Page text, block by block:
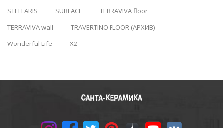
STELLARIS
SURFACE
TERRAVIVA floor
TERRAVIVA wall
TRAVERTINO FLOOR (АРХИВ)
Wonderful Life
X2